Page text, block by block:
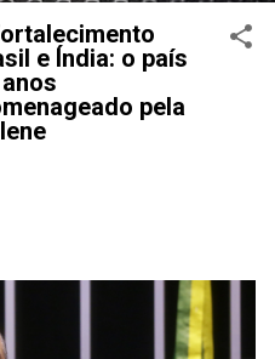
e Índia: o país
pela